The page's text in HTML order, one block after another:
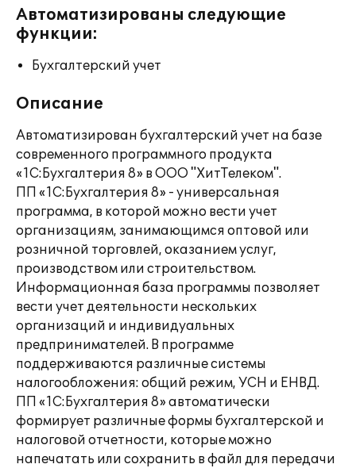
Автоматизированы следующие
функции:
Бухгалтерский учет
Описание
Автоматизирован бухгалтерский учет на базе
современного программного продукта
«1С:Бухгалтерия 8» в ООО "ХитТелеком".
ПП «1С:Бухгалтерия 8» - универсальная
программа, в которой можно вести учет
организациям, занимающимся оптовой или
розничной торговлей, оказанием услуг,
производством или строительством.
Информационная база программы позволяет
вести учет деятельности нескольких
организаций и индивидуальных
предпринимателей. В программе
поддерживаются различные системы
налогообложения: общий режим, УСН и ЕНВД.
ПП «1С:Бухгалтерия 8» автоматически
формирует различные формы бухгалтерской и
налоговой отчетности, которые можно
напечатать или сохранить в файл для передачи